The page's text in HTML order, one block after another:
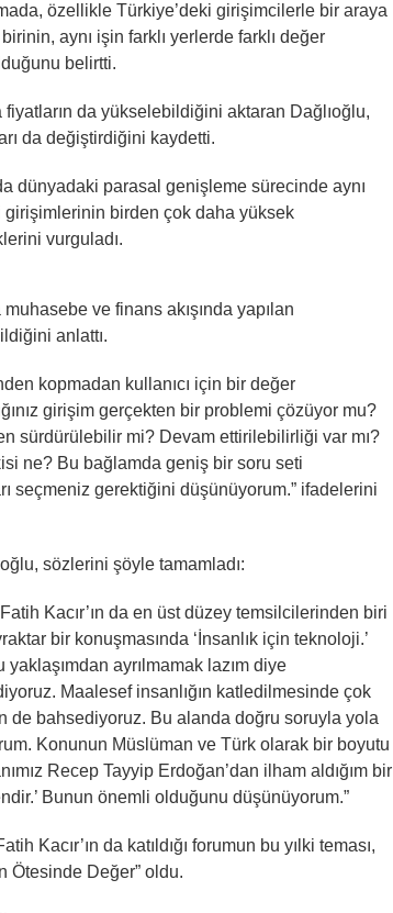
özellikle Türkiye’deki girişimcilerle bir araya
aynı işin farklı yerlerde farklı değer
belirtti.
fiyatların da yükselebildiğini aktaran Dağlıoğlu,
da değiştirdiğini kaydetti.
dünyadaki parasal genişleme sürecinde aynı
birden çok daha yüksek
vurguladı.
ve finans akışında yapılan
anlattı.
kopmadan kullanıcı için bir değer
girişim gerçekten bir problemi çözüyor mu?
sürdürülebilir mi? Devam ettirilebilirliği var mı?
ne? Bu bağlamda geniş bir soru seti
seçmeniz gerektiğini düşünüyorum.” ifadelerini
sözlerini şöyle tamamladı:
Kacır’ın da en üst düzey temsilcilerinden biri
bir konuşmasında ‘İnsanlık için teknoloji.’
ayrılmamak lazım diye
Maalesef insanlığın katledilmesinde çok
de bahsediyoruz. Bu alanda doğru soruyla yola
Konunun Müslüman ve Türk olarak bir boyutu
Recep Tayyip Erdoğan’dan ilham aldığım bir
Bunun önemli olduğunu düşünüyorum.”
Kacır’ın da katıldığı forumun bu yılki teması,
Ötesinde Değer” oldu.